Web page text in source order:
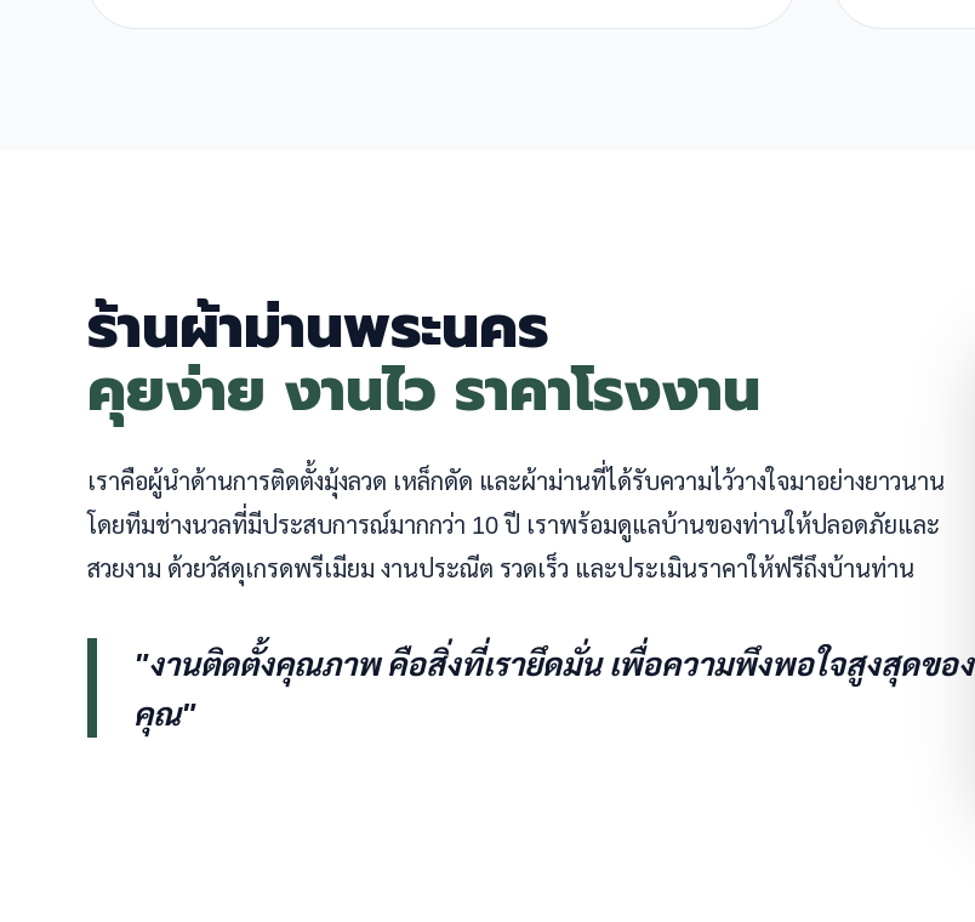
ร้านผ้าม่านพระนคร
คุยง่าย งานไว ราคาโรงงาน
เราคือผู้นำด้านการติดตั้งมุ้งลวด เหล็กดัด และผ้าม่านที่ได้รับความไว้วางใจมาอย่างยาวนาน
โดยทีมช่างนวลที่มีประสบการณ์มากกว่า 10 ปี เราพร้อมดูแลบ้านของท่านให้ปลอดภัยและ
สวยงาม ด้วยวัสดุเกรดพรีเมียม งานประณีต รวดเร็ว และประเมินราคาให้ฟรีถึงบ้านท่าน
"งานติดตั้งคุณภาพ คือสิ่งที่เรายึดมั่น เพื่อความพึงพอใจสูงสุดของ
คุณ"